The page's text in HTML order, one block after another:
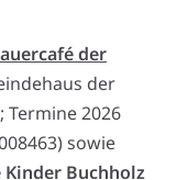
der
der
2026
sowie
Buchholz